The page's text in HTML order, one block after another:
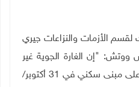
الأزمات والنزاعات جيري
"إن الغارة الجوية غير
القانونية التي شنتها إسرائيل على مبنى سكني في 31 أكتوبر/